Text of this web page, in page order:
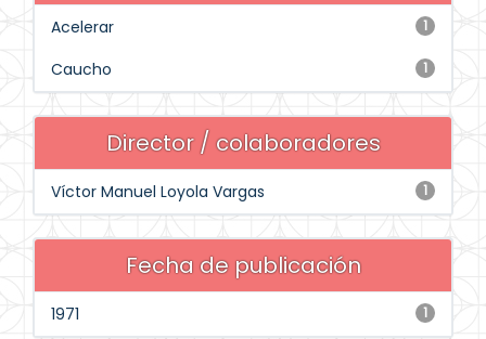
1
Acelerar
1
Caucho
Director / colaboradores
1
Víctor Manuel Loyola Vargas
Fecha de publicación
1
1971